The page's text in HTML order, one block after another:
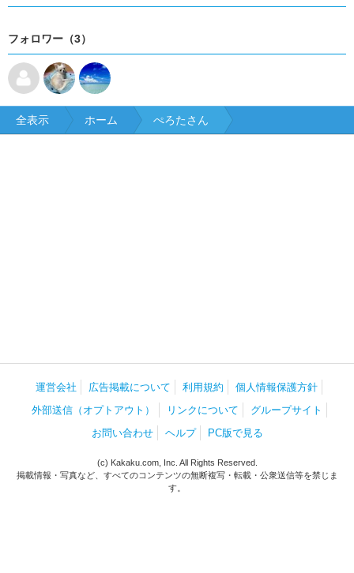
フォロワー（3）
全表示 ホーム ぺろたさん
運営会社 広告掲載について 利用規約
個人情報保護方針
外部送信（オプトアウト）
リンクについて
グループサイト
お問い合わせ
ヘルプ PC版で見る
(c) Kakaku.com, Inc. All Rights Reserved.
掲載情報・写真など、すべてのコンテンツの無断複写・転載・公衆送信等を禁じま
す。